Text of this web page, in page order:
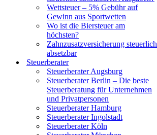
Wettsteuer – 5% Gebühr auf
Gewinn aus Sportwetten
Wo ist die Biersteuer am
höchsten?
Zahnzusatzversicherung steuerlich
absetzbar
Steuerberater
Steuerberater Augsburg
Steuerberater Berlin – Die beste
Steuerberatung für Unternehmen
und Privatpersonen
Steuerberater Hamburg
Steuerberater Ingolstadt
Steuerberater Köln